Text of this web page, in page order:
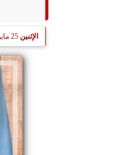
الإثنين 25 مايو 2026